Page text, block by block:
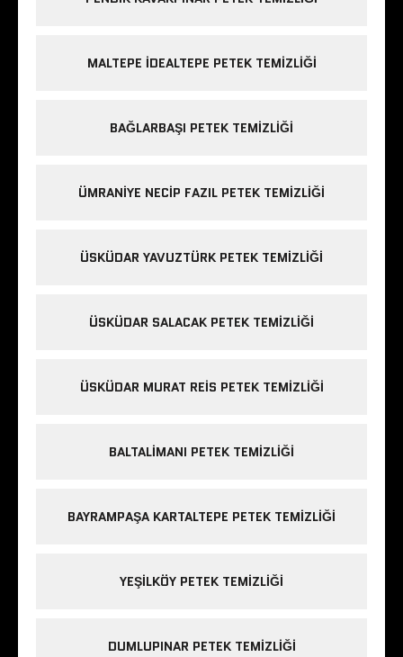
MALTEPE IDEALTEPE PETEK TEMIZLIĞI
BAĞLARBAŞI PETEK TEMIZLIĞI
ÜMRANIYE NECIP FAZIL PETEK TEMIZLIĞI
ÜSKÜDAR YAVUZTÜRK PETEK TEMIZLIĞI
ÜSKÜDAR SALACAK PETEK TEMIZLIĞI
ÜSKÜDAR MURAT REIS PETEK TEMIZLIĞI
BALTALIMANI PETEK TEMIZLIĞI
BAYRAMPAŞA KARTALTEPE PETEK TEMIZLIĞI
YEŞILKÖY PETEK TEMIZLIĞI
DUMLUPINAR PETEK TEMIZLIĞI